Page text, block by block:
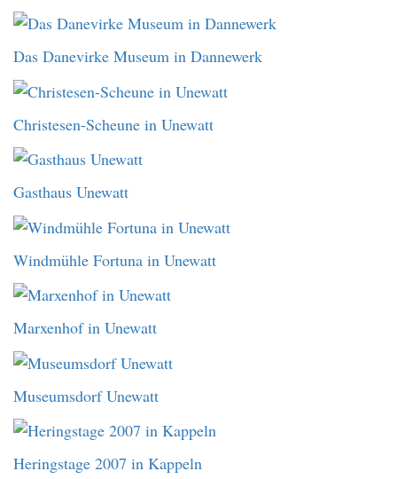
Das Danevirke Museum in Dannewerk
Christesen-Scheune in Unewatt
Gasthaus Unewatt
Windmühle Fortuna in Unewatt
Marxenhof in Unewatt
Museumsdorf Unewatt
Heringstage 2007 in Kappeln